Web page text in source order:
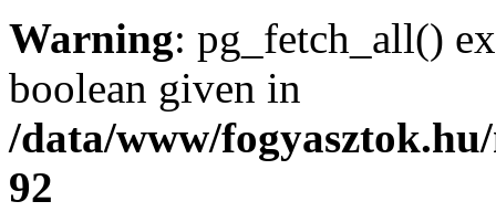
Warning: pg_fetch_all()
boolean given in
/data/www/
92